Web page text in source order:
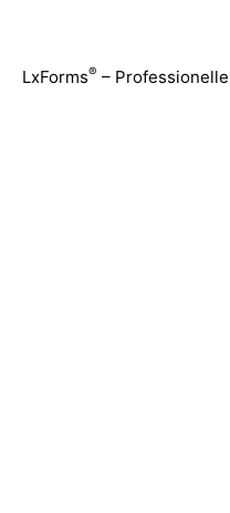
springen
LxForms® –